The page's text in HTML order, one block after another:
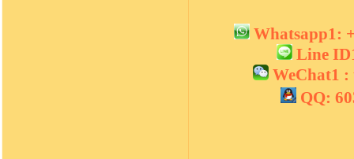
Whatsapp1:
Line
WeChat1
QQ: